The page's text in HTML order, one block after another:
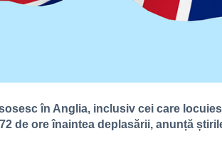
în Anglia, inclusiv cei care
de ore înaintea deplasării, anunță